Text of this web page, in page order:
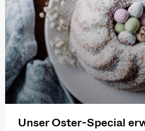
Unser Oster-Special